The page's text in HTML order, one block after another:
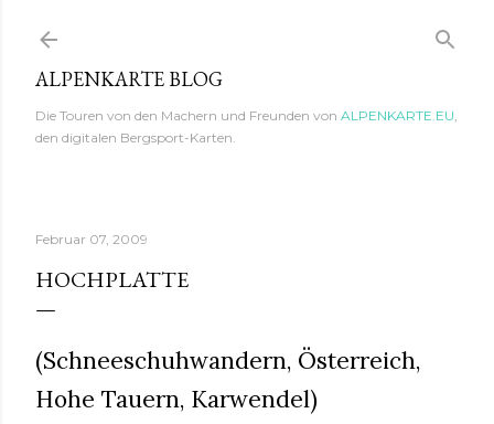
Direkt zum Hauptbereich
ALPENKARTE BLOG
Die Touren von den Machern und Freunden von ALPENKARTE.EU,
den digitalen Bergsport-Karten.
Februar 07, 2009
HOCHPLATTE
(Schneeschuhwandern, Österreich,
Hohe Tauern, Karwendel)